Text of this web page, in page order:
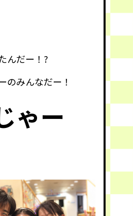
んだー！?
のみんなだー！
ゃー